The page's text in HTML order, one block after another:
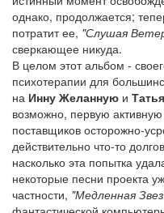
однако, продолжается;
потратит ее, "Слушая
сверкающее никуда.
В целом этот альбом -
психотерапии для
на Инну Желанную и
возможно, первую
поставщиков осторожно-
действительно что-то
насколько эта попытка
некоторые песни проекта
частности, "Медленная